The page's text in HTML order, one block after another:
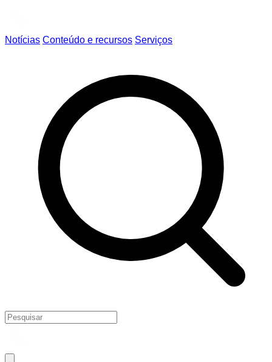
Notícias Conteúdo e recursos Serviços